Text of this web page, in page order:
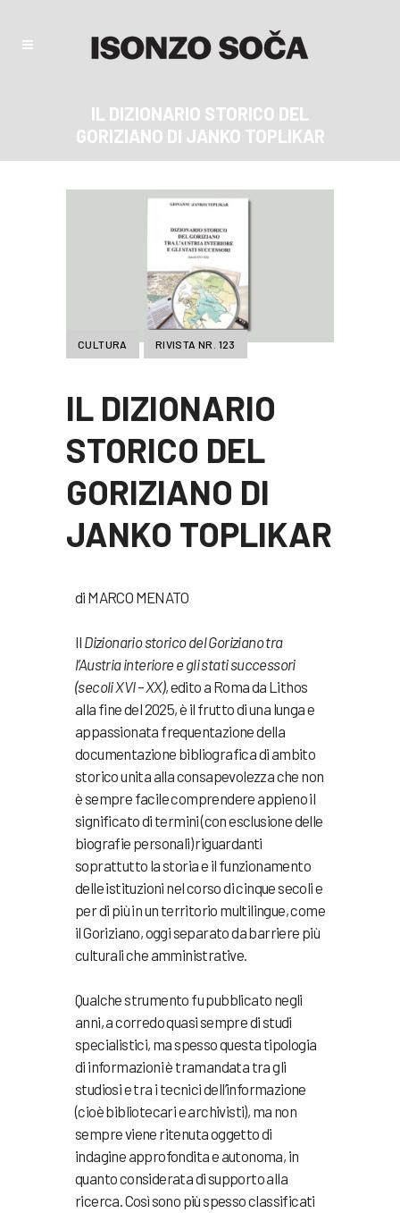
IL DIZIONARIO STORICO DEL
GORIZIANO DI JANKO TOPLIKAR
CULTURA RIVISTA NR. 123
IL DIZIONARIO
STORICO DEL
GORIZIANO DI
JANKO TOPLIKAR
di MARCO MENATO
Il Dizionariostorico del Goriziano tra
l’Austria interiore e gli stati successori
(secoli XVI – XX), edito a Roma da Lithos
alla fine del 2025, è il frutto di una lunga e
appassionata frequentazione della
documentazione bibliografica di ambito
storico unita alla consapevolezza che non
è sempre facile comprendere appieno il
significato di termini (con esclusione delle
biografie personali) riguardanti
soprattutto la storia e il funzionamento
delle istituzioni nel corso di cinque secoli e
per di più in un territorio multilingue, come
il Goriziano, oggi separato da barriere più
culturali che amministrative.
Qualche strumento fu pubblicato negli
anni, a corredo quasi sempre di studi
specialistici, ma spesso questa tipologia
di informazioni è tramandata tra gli
studiosi e tra i tecnici dell’informazione
(cioè bibliotecari e archivisti), ma non
sempre viene ritenuta oggetto di
indagine approfondita e autonoma, in
quanto considerata di supporto alla
ricerca. Così sono più spesso classificati